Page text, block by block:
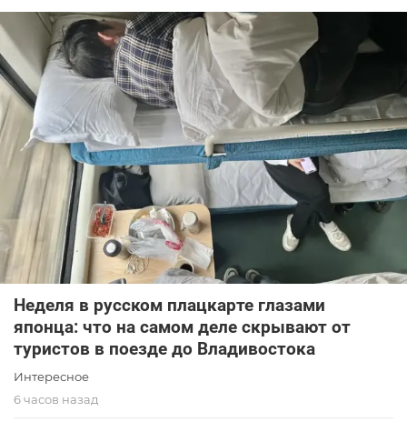
Неделя в русском плацкарте глазами
японца: что на самом деле скрывают от
туристов в поезде до Владивостока
Интересное
6 часов назад